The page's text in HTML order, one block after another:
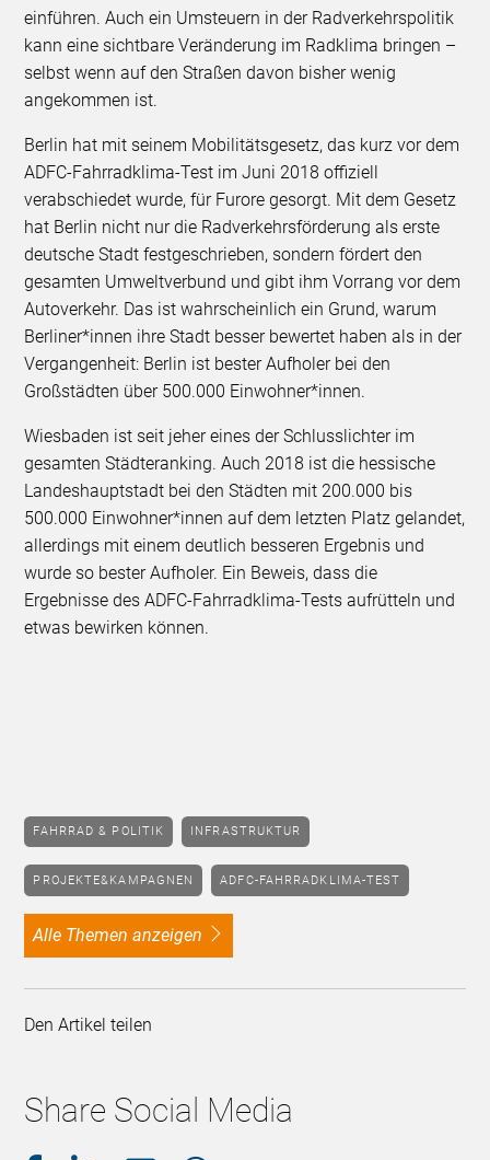
einführen. Auch ein Umsteuern in der Radverkehrspolitik
kann eine sichtbare Veränderung im Radklima bringen –
selbst wenn auf den Straßen davon bisher wenig
angekommen ist.
Berlin hat mit seinem Mobilitätsgesetz, das kurz vor dem
ADFC-Fahrradklima-Test im Juni 2018 offiziell
verabschiedet wurde, für Furore gesorgt. Mit dem Gesetz
hat Berlin nicht nur die Radverkehrsförderung als erste
deutsche Stadt festgeschrieben, sondern fördert den
gesamten Umweltverbund und gibt ihm Vorrang vor dem
Autoverkehr. Das ist wahrscheinlich ein Grund, warum
Berliner*innen ihre Stadt besser bewertet haben als in der
Vergangenheit: Berlin ist bester Aufholer bei den
Großstädten über 500.000 Einwohner*innen.
Wiesbaden ist seit jeher eines der Schlusslichter im
gesamten Städteranking. Auch 2018 ist die hessische
Landeshauptstadt bei den Städten mit 200.000 bis
500.000 Einwohner*innen auf dem letzten Platz gelandet,
allerdings mit einem deutlich besseren Ergebnis und
wurde so bester Aufholer. Ein Beweis, dass die
Ergebnisse des ADFC-Fahrradklima-Tests aufrütteln und
etwas bewirken können.
FAHRRAD & POLITIK INFRASTRUKTUR
PROJEKTE&KAMPAGNEN ADFC-FAHRRADKLIMA-TEST
alle Themen anzeigen
Den Artikel teilen
Share Social Media